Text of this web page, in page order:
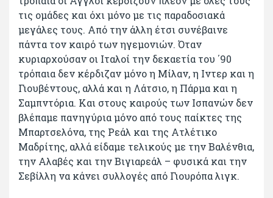
τις ομάδες και όχι μόνο με τις παραδοσιακά
μεγάλες τους. Από την άλλη έτσι συνέβαινε
πάντα τον καιρό των ηγεμονιών. Όταν
κυριαρχούσαν οι Ιταλοί την δεκαετία του ΄90
τρόπαια δεν κέρδιζαν μόνο η Μίλαν, η Ιντερ και η
Γιουβέντους, αλλά και η Λάτσιο, η Πάρμα και η
Σαμπντόρια. Και στους καιρούς των Ισπανών δεν
βλέπαμε πανηγύρια μόνο από τους παίκτες της
Μπαρτσελόνα, της Ρεάλ και της Ατλέτικο
Μαδρίτης, αλλά είδαμε τελικούς με την Βαλένθια,
την Αλαβές και την Βιγιαρεάλ – φυσικά και την
Σεβίλλη να κάνει συλλογές από Γιουρόπα λιγκ.